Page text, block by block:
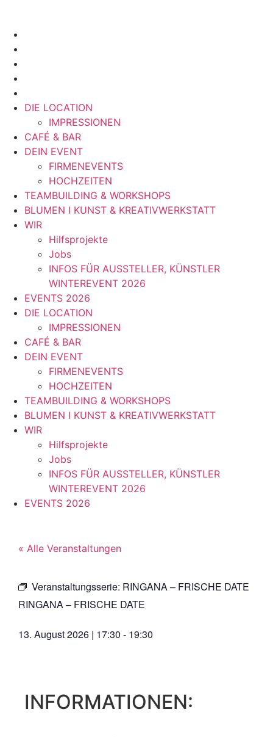
DIE LOCATION
IMPRESSIONEN
CAFÉ & BAR
DEIN EVENT
FIRMENEVENTS
HOCHZEITEN
TEAMBUILDING & WORKSHOPS
BLUMEN I KUNST & KREATIVWERKSTATT
WIR
Hilfsprojekte
Jobs
INFOS FÜR AUSSTELLER, KÜNSTLER
WINTEREVENT 2026
EVENTS 2026
DIE LOCATION
IMPRESSIONEN
CAFÉ & BAR
DEIN EVENT
FIRMENEVENTS
HOCHZEITEN
TEAMBUILDING & WORKSHOPS
BLUMEN I KUNST & KREATIVWERKSTATT
WIR
Hilfsprojekte
Jobs
INFOS FÜR AUSSTELLER, KÜNSTLER
WINTEREVENT 2026
EVENTS 2026
« Alle Veranstaltungen
Veranstaltungsserie: RINGANA – FRISCHE DATE
RINGANA – FRISCHE DATE
13. August 2026 | 17:30 - 19:30
INFORMATIONEN: